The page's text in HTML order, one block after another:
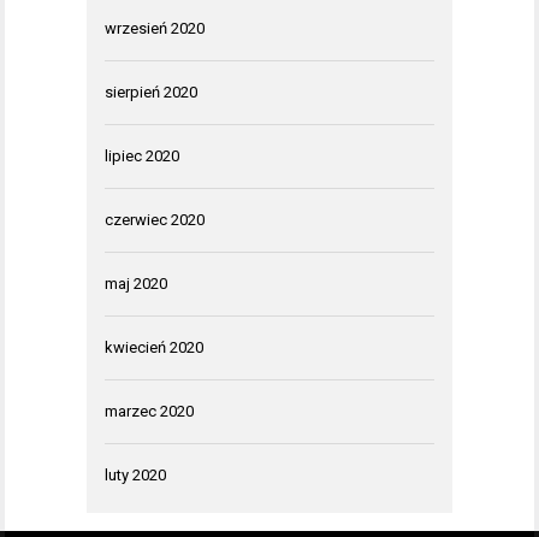
wrzesień 2020
sierpień 2020
lipiec 2020
czerwiec 2020
maj 2020
kwiecień 2020
marzec 2020
luty 2020